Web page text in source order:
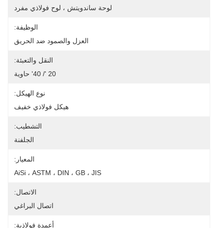
لوحة ساندويتش ، لوح فولاذي مفرد
الوظيفة:
العزل والصمود ضد الحريق
النقل والتعبئة:
20 '/ 40' حاوية
نوع الهيكل:
هيكل فولاذي خفيف
التشطيب:
الجلفنة
المعيار:
AiSi ، ASTM ، DIN ، GB ، JIS
الاتصال:
اتصال البراغي
أعمدة فولاذية: